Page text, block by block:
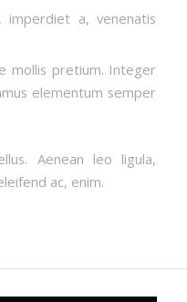
a, venenatis
mollis pretium. Integer
elementum semper
Aenean leo ligula,
ac, enim.